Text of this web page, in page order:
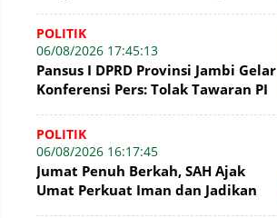
POLITIK
06/08/2026 17:45:13
Pansus I DPRD Provinsi Jambi Gelar
Konferensi Pers: Tolak Tawaran PI
POLITIK
06/08/2026 16:17:45
Jumat Penuh Berkah, SAH Ajak
Umat Perkuat Iman dan Jadikan